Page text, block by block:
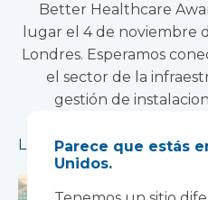
Better Healthcare
lugar el 4 de noviembre
Londres. Esperamos
el sector de la
gestión de
Leer másParece que estás
Unidos.